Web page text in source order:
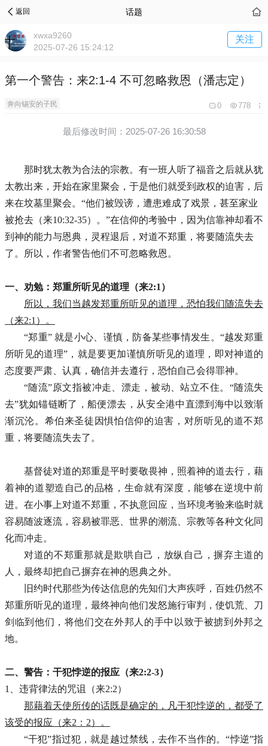
返回 话题
xwxa9260
2025-07-26 15:24:12
关注
第一个警告：来2:1-4 不可忽略救恩（潘志定）
奔向锡安的子民 0 778
最后修改时间：2025-07-26 16:30:58
那时犹太教为合法的宗教。有一班人听了福音之后就从犹
太教出来，开始在家里聚会，于是他们就受到政权的迫害，后
来在坟墓里聚会。 “他们被毁谤，遭患难成了戏景，甚至家业
被抢去（来10:32-35）。”在信仰的考验中，因为信靠神却看不
到神的能力与恩典，灵程退后，对道不郑重，将要随流失去
了。所以，作者警告他们不可忽略救恩。
一、劝勉：郑重所听见的道理（来2:1）
所以，我们当越发郑重所听见的道理，恐怕我们随流失去
（来2:1）。
“郑重” 就是小心、谨慎，防备某些事情发生。“越发郑重
所听见的道理”，就是要更加谨慎所听见的道理，即对神道的
态度要严肃、认真，确信并去遵行，恐怕自己会得罪神。
“随流”原文指被冲走、漂走，被动、站立不住。“随流失
去”犹如锚链断了，船便漂去，从安全港中直漂到海中以致渐
渐沉沦。希伯来圣徒因惧怕信仰的迫害，对所听见的道不郑
重，将要随流失去了。
基督徒对道的郑重是平时要敬畏神，照着神的道去行，藉
着神的道塑造自己的品格，生命就有深度，能够在逆境中前
进。在小事上对道不郑重，不执意回应，当环境考验来临时就
容易随波逐流，容易被罪恶、世界的潮流、宗教等各种文化同
化而冲走。
对道的不郑重那就是欺哄自己，放纵自己，摒弃主道的
人，最终却把自己摒弃在神的恩典之外。
旧约时代那些为传达信息的先知们大声疾呼，百姓仍然不
郑重所听见的道理，最终神向他们发怒施行审判，使饥荒、刀
剑临到他们，将他们交在外邦人的手中以致于被掳到外邦之
地。
二、警告：干犯悖逆的报应（来2:2-3）
1、违背律法的咒诅（来2:2）
那藉着天使所传的话既是确定的，凡干犯悖逆的，都受了
该受的报应（来2：2）。
“干犯”指过犯，就是越过禁线，去作不当作的。“悖逆”指